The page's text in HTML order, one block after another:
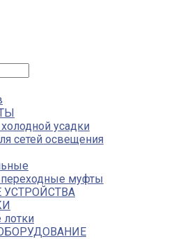
усадки
сетей освещения
муфты